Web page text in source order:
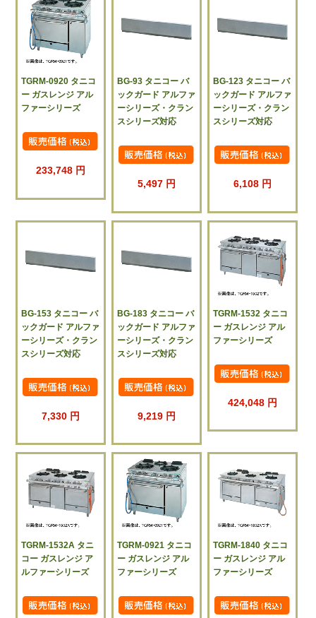
TGRM-0920 タニコ
ー ガスレンジ アル
ファーシリーズ
233,748 円
BG-93 タニコー バ
ックガード アルファ
ーシリーズ・クラン
スシリーズ対応
5,497 円
BG-123 タニコー バ
ックガード アルファ
ーシリーズ・クラン
スシリーズ対応
6,108 円
BG-153 タニコー バ
ックガード アルファ
ーシリーズ・クラン
スシリーズ対応
7,330 円
BG-183 タニコー バ
ックガード アルファ
ーシリーズ・クラン
スシリーズ対応
9,219 円
TGRM-1532 タニコ
ー ガスレンジ アル
ファーシリーズ
424,048 円
TGRM-1532A タニ
コー ガスレンジ ア
ルファーシリーズ
TGRM-0921 タニコ
ー ガスレンジ アル
ファーシリーズ
TGRM-1840 タニコ
ー ガスレンジ アル
ファーシリーズ